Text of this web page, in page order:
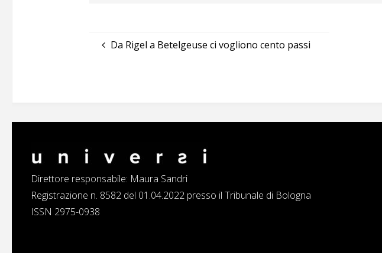
Da Rigel a Betelgeuse ci vogliono cento passi
Direttore responsabile: Maura Sandri
Registrazione n. 8582 del 01.04.2022 presso il Tribunale di Bologna
ISSN 2975-0938